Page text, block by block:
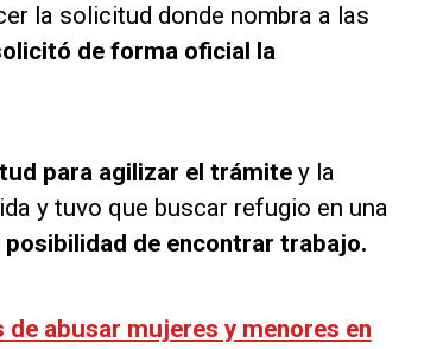
la solicitud donde nombra a las
de forma oficial la
para agilizar el trámitey la
y tuvo que buscar refugio en una
de encontrar trabajo.
abusar mujeres y menores en